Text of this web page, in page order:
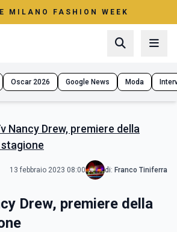
MILANO FASHION WEEK
Oscar 2026 Google News Moda
Nancy Drew, premiere della
13 febbraio 2023 08:00 di: Franco Tiniferra
Drew, premiere della